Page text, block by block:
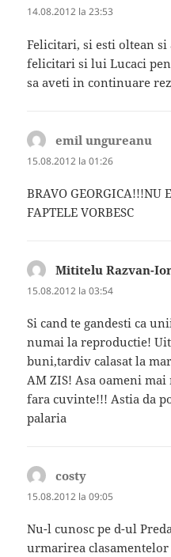
14.08.2012 la 23:53
Felicitari, si esti oltean
felicitari si lui Lucaci
sa aveti in continuare
emil ungureanu
15.08.2012 la 01:26
BRAVO GEORGICA!!!NU
FAPTELE VORBESC
Mititelu Razvan-
15.08.2012 la 03:54
Si cand te gandesti ca
numai la reproductie!
buni,tardiv calasat la
AM ZIS! Asa oameni
fara cuvinte!!! Astia da
palaria
costy
15.08.2012 la 09:05
Nu-l cunosc pe d-ul
urmarirea